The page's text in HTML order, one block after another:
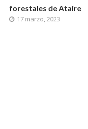
forestales de Ataire
17 marzo, 2023